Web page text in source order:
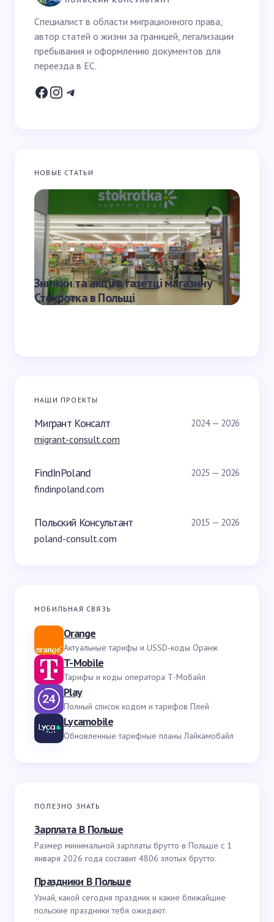
Ваше питання *
Email *
Зберегти ім’я та email для наступних коментарів
Надіслати
Специалист в области миграционного права,
автор статей о жизни за границей, легализации
пребывания и оформлению документов для
переезда в ЕС.
НОВЫЕ СТАТЬИ
Знижки та акції в газетці магазину
Стокротка в Польщі
НАШИ ПРОЕКТЫ
Мигрант Консалт 2024 — 2026
migrant-consult.com
FindInPoland 2025 — 2026
findinpoland.com
Польский Консультант 2015 — 2026
poland-consult.com
МОБИЛЬНАЯ СВЯЗЬ
Orange
Актуальные тарифы и USSD-коды Оранж
T-Mobile
Тарифы и коды оператора Т-Мобайл
Play
Полный список кодом и тарифов Плей
Lycamobile
Обновленные тарифные планы Лайкамобайл
ПОЛЕЗНО ЗНАТЬ
Зарплата В Польше
Размер минимальной зарплаты брутто в Польше с 1
января 2026 года составит 4806 злотых брутто.
Праздники В Польше
Узнай, какой сегодня праздник и какие ближайшие
польские праздники тебя ожидают.